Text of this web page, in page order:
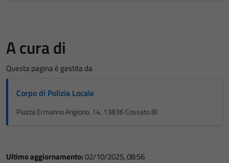
A cura di
Questa pagina è gestita da
Corpo di Polizia Locale
Piazza Ermanno Angiono, 14, 13836 Cossato BI
Ultimo aggiornamento:02/10/2025, 08:56